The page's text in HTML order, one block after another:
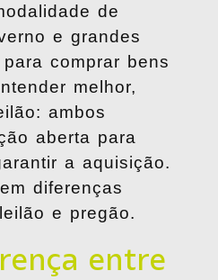
de
e grandes
comprar bens
melhor,
ambos
aberta para
a aquisição.
diferenças
e pregão.
entre